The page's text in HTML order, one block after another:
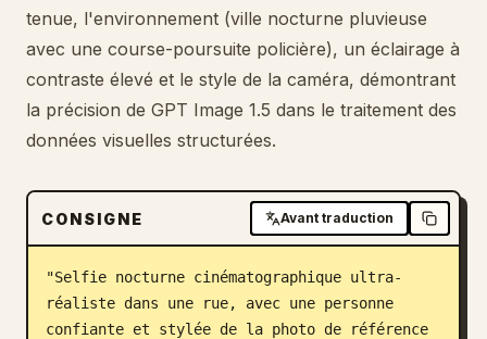
Mises à jour
tenue, l'environnement (ville nocturne pluvieuse
avec une course-poursuite policière), un éclairage à
contraste élevé et le style de la caméra, démontrant
la précision de GPT Image 1.5 dans le traitement des
données visuelles structurées.
CONSIGNE Avant traduction
"Selfie nocturne cinématographique ultra-
réaliste dans une rue, avec une personne
confiante et stylée de la photo de référence